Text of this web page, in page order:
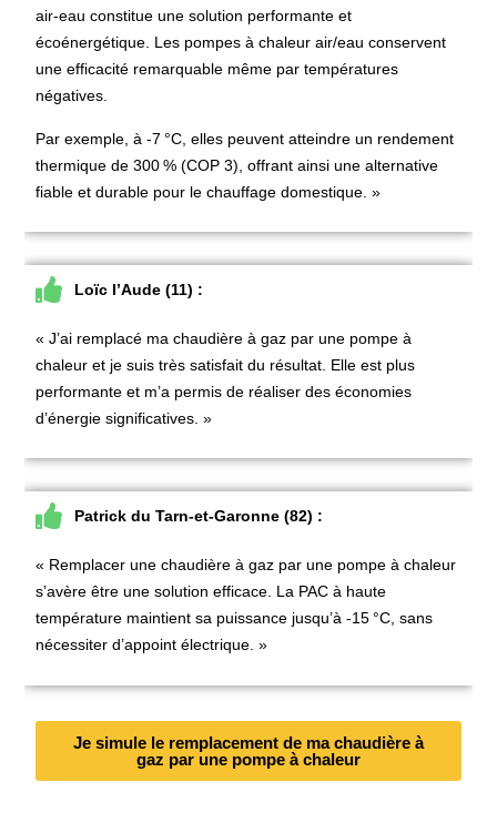
air-eauconstitue une solution performante et
écoénergétique. Les pompes à chaleur air/eau conservent
une efficacité remarquable même par températures
négatives.
Par exemple, à -7 °C, elles peuvent atteindre un rendement
thermique de 300 % (COP 3), offrant ainsi une alternative
fiable et durable pour le chauffage domestique. »
Loïc l’Aude (11) :
« J’ai remplacé ma chaudière à gaz par une pompe à
chaleuret je suis très satisfait du résultat. Elle est plus
performante et m’a permis de réaliser des économies
d’énergie significatives. »
Patrick du Tarn-et-Garonne (82) :
« Remplacer une chaudière à gaz par une pompe à chaleur
s’avère être une solution efficace. La PAC à haute
température maintient sa puissance jusqu’à -15 °C, sans
nécessiter d’appoint électrique. »
Je simule le remplacement de ma chaudière à
gaz par une pompe à chaleur